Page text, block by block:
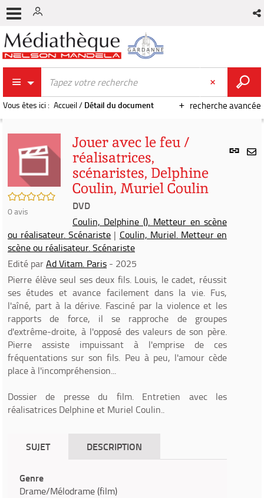
recherche avancée
Vous êtes ici : Accueil/ Détail du document
Lien
/5
0avis
Jouer avec le feu /
réalisatrices,
scénaristes, Delphine
Coulin, Muriel Coulin
DVD
Coulin, Delphine (). Metteur en scène
ou réalisateur. Scénariste | Coulin, Muriel. Metteur en
scène ou réalisateur. Scénariste
Edité parAd Vitam. Paris - 2025
Pierre élève seul ses deux fils. Louis, le cadet, réussit
ses études et avance facilement dans la vie. Fus,
l'aîné, part à la dérive. Fasciné par la violence et les
rapports de force, il se rapproche de groupes
d'extrême-droite, à l'opposé des valeurs de son père.
Pierre assiste impuissant à l'emprise de ces
fréquentations sur son fils. Peu à peu, l'amour cède
place à l'incompréhension...
Dossier de presse du film. Entretien avec les
réalisatrices Delphine et Muriel Coulin..
SUJET DESCRIPTION
Genre
Drame/Mélodrame (film)